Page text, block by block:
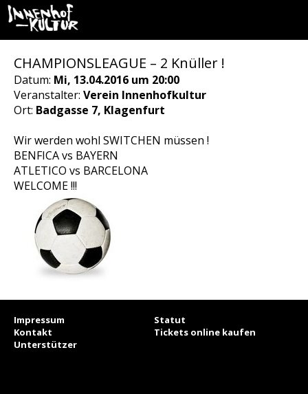
CHAMPIONSLEAGUE – 2 Knüller !
Datum: Mi, 13.04.2016 um 20:00
Veranstalter: Verein Innenhofkultur
Ort: Badgasse 7, Klagenfurt
Wir werden wohl SWITCHEN müssen !
BENFICA vs BAYERN
ATLETICO vs BARCELONA
WELCOME !!!
Impressum
Statut
Kontakt
Tickets online kaufen
Unterstützer